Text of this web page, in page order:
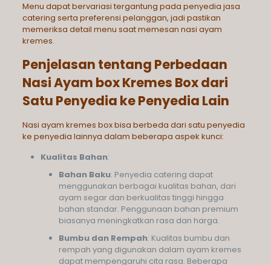
Menu dapat bervariasi tergantung pada penyedia jasa
catering serta preferensi pelanggan, jadi pastikan
memeriksa detail menu saat memesan nasi ayam
kremes.
Penjelasan tentang Perbedaan
Nasi Ayam box Kremes Box dari
Satu Penyedia ke Penyedia Lain
Nasi ayam kremes box bisa berbeda dari satu penyedia
ke penyedia lainnya dalam beberapa aspek kunci:
Kualitas Bahan:
Bahan Baku: Penyedia catering dapat
menggunakan berbagai kualitas bahan, dari
ayam segar dan berkualitas tinggi hingga
bahan standar. Penggunaan bahan premium
biasanya meningkatkan rasa dan harga.
Bumbu dan Rempah: Kualitas bumbu dan
rempah yang digunakan dalam ayam kremes
dapat mempengaruhi cita rasa. Beberapa